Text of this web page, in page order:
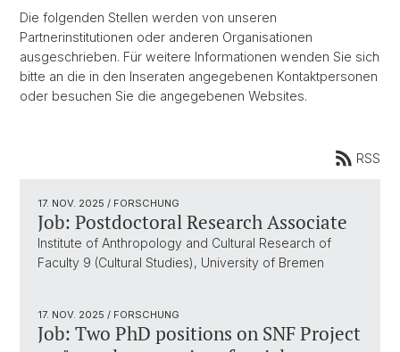
Die folgenden Stellen werden von unseren
Partnerinstitutionen oder anderen Organisationen
ausgeschrieben. Für weitere Informationen wenden Sie sich
bitte an die in den Inseraten angegebenen Kontaktpersonen
oder besuchen Sie die angegebenen Websites.
RSS
17. NOV. 2025 / FORSCHUNG
Job: Postdoctoral Research Associate
Institute of Anthropology and Cultural Research of
Faculty 9 (Cultural Studies), University of Bremen
17. NOV. 2025 / FORSCHUNG
Job: Two PhD positions on SNF Project